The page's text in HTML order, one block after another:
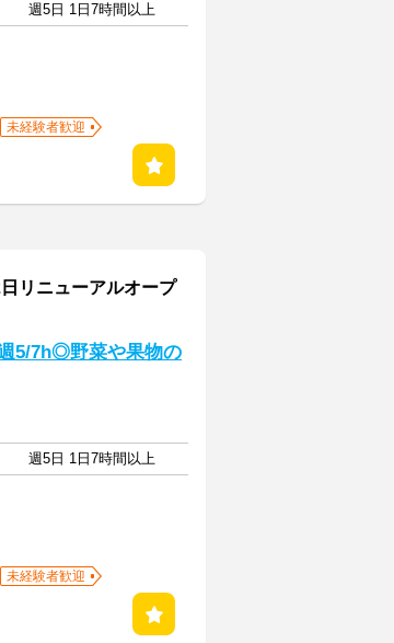
週5日 1日7時間以上
未経験者歓迎
リニューアルオープ
5/7h◎野菜や果物の
週5日 1日7時間以上
未経験者歓迎